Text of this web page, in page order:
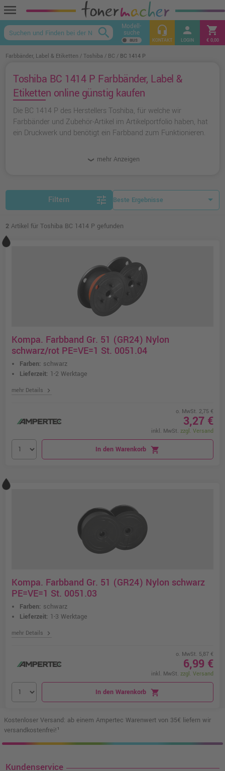
menu
keyboard_arrow_up
search Modell-
suche headset_mic
KONTAKT
person
LOGIN
shopping_cart
€ 0,00
Farbbänder, Label & Etiketten Toshiba BC BC 1414 P
Toshiba BC 1414 P Farbbänder, Label &
Etiketten online günstig kaufen
Die BC 1414 P des Herstellers Toshiba, für welche wir
Farbbänder und Zubehör-Artikel im Artikelportfolio haben, hat
ein Druckwerk und benötigt ein Farbband zum Funktionieren.
mehr Anzeigen
Filtern tune
2 Artikel für Toshiba BC 1414 P gefunden
Kompa. Farbband Gr. 51 (GR24) Nylon
schwarz/rot PE=VE=1 St. 0051.04
Farben: schwarz
Lieferzeit: 1-2 Werktage
mehr Details chevron_right
o. MwSt. 2,75 €
3,27 €
inkl. MwSt. zzgl. Versand
In den Warenkorb shopping_cart
Kompa. Farbband Gr. 51 (GR24) Nylon schwarz
PE=VE=1 St. 0051.03
Farben: schwarz
Lieferzeit: 1-3 Werktage
mehr Details chevron_right
o. MwSt. 5,87 €
6,99 €
inkl. MwSt. zzgl. Versand
In den Warenkorb shopping_cart
Kostenloser Versand: ab einem Ampertec Warenwert von 35€ liefern wir
versandkostenfrei!¹
Kundenservice